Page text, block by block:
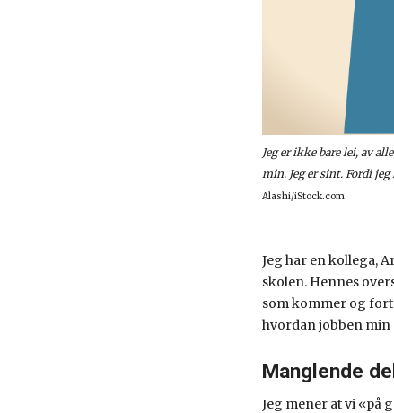
Jeg er ikke bare lei, av
min. Jeg er sint. Fordi
Alashi/iStock.com
Jeg har en kollega,
skolen. Hennes
som kommer og
hvordan jobben min
Manglende
Jeg mener at vi «på